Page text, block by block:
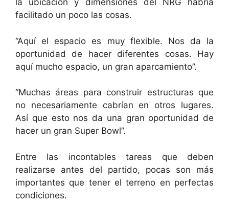
la ubicación y dimensiones del NRG habría
facilitado un poco las cosas.
“Aquí el espacio es muy flexible. Nos da la
oportunidad de hacer diferentes cosas. Hay
aquí mucho espacio, un gran aparcamiento”.
“Muchas áreas para construir estructuras que
no necesariamente cabrían en otros lugares.
Así que esto nos da una gran oportunidad de
hacer un gran Super Bowl”.
Entre las incontables tareas que deben
realizarse antes del partido, pocas son más
importantes que tener el terreno en perfectas
condiciones.